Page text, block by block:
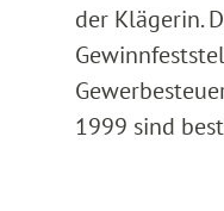
der Klägerin.
1999 sind